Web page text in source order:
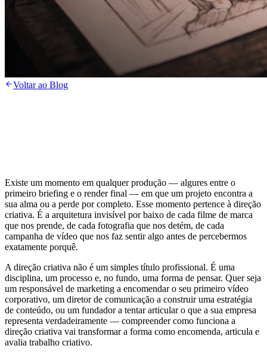
Voltar ao Blog
Existe um momento em qualquer produção — algures entre o
primeiro briefing e o render final — em que um projeto encontra a
sua alma ou a perde por completo. Esse momento pertence à direção
criativa. É a arquitetura invisível por baixo de cada filme de marca
que nos prende, de cada fotografia que nos detém, de cada
campanha de vídeo que nos faz sentir algo antes de percebermos
exatamente porquê.
A direção criativa não é um simples título profissional. É uma
disciplina, um processo e, no fundo, uma forma de pensar. Quer seja
um responsável de marketing a encomendar o seu primeiro vídeo
corporativo, um diretor de comunicação a construir uma estratégia
de conteúdo, ou um fundador a tentar articular o que a sua empresa
representa verdadeiramente — compreender como funciona a
direção criativa vai transformar a forma como encomenda, articula e
avalia trabalho criativo.